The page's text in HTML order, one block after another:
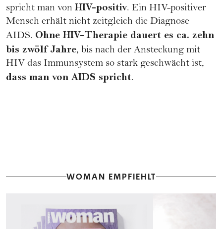
spricht man von HIV-positiv. Ein HIV-positiver
Mensch erhält nicht zeitgleich die Diagnose
AIDS. Ohne HIV-Therapie dauert es ca. zehn
bis zwölf Jahre, bis nach der Ansteckung mit
HIV das Immunsystem so stark geschwächt ist,
dass man von AIDS spricht.
WOMAN EMPFIEHLT